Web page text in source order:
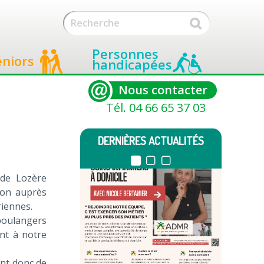
Personnes
handicapées
Lozère
auprès
à notre
Nous contacter
Tél. 04 66 65 37 03
DERNIÈRES ACTUALITÉS